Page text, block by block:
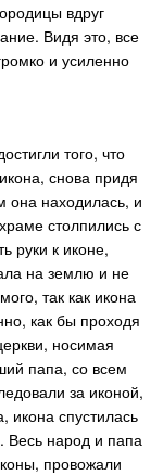
вдруг
Видя это, все
и усиленно
того, что
снова придя
она находилась, и
столпились с
руки к иконе,
на землю и не
так как икона
как бы проходя
носимая
папа, со всем
за иконой,
икона спустилась
Весь народ и папа
провожали